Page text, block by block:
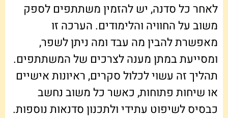
לאחר כל סדנה, יש להזמין משתתפים לספק
משוב על החוויה והלימודים. הערכה זו
מאפשרת להבין מה עבד ומה ניתן לשפר,
ומסייעת במתן מענה לצרכים של המשתתפים.
תהליך זה עשוי לכלול סקרים, ראיונות אישיים
או שיחות פתוחות, כאשר כל משוב נחשב
כבסיס לשיפוט עתידי ולתכנון סדנאות נוספות.